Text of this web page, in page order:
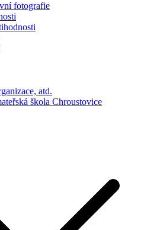
fotografie
atd.
škola Chroustovice